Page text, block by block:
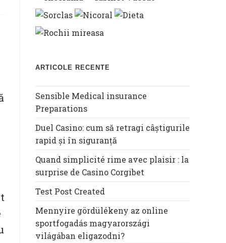
ARTICOLE RECENTE
Sensible Medical insurance
Preparations
Duel Casino: cum să retragi câștigurile
rapid și în siguranță
Quand simplicité rime avec plaisir : la
surprise de Casino Corgibet
Test Post Created
Mennyire gördülékeny az online
sportfogadás magyarországi
világában eligazodni?